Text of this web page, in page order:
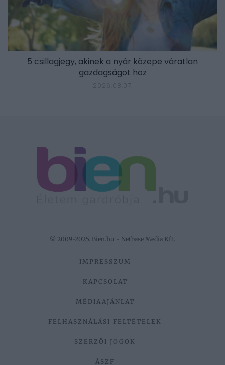
5 csillagjegy, akinek a nyár közepe váratlan
gazdagságot hoz
2026.08.07.
© 2009-2025. Bien.hu - Netbase Media Kft.
IMPRESSZUM
KAPCSOLAT
MÉDIAAJÁNLAT
FELHASZNÁLÁSI FELTÉTELEK
SZERZŐI JOGOK
ÁSZF